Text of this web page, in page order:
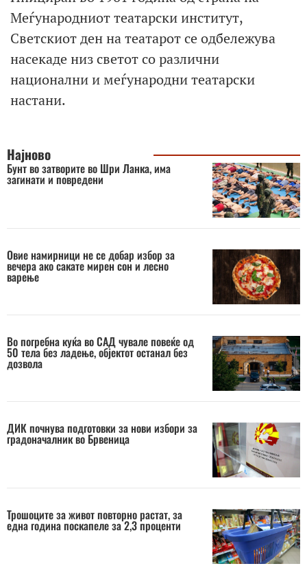
Меѓународниот театарски институт,
Светскиот ден на театарот се одбележува
насекаде низ светот со различни
национални и меѓународни театарски
настани.
Најново
Бунт во затворите во Шри Ланка, има
загинати и повредени
Овие намирници не се добар избор за
вечера ако сакате мирен сон и лесно
варење
Во погребна куќа во САД чувале повеќе од
50 тела без ладење, објектот останал без
дозвола
ДИК почнува подготовки за нови избори за
градоначалник во Брвеница
Трошоците за живот повторно растат, за
една година поскапеле за 2,3 проценти